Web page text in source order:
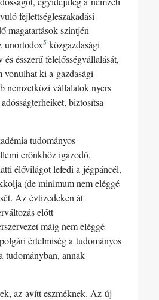
fejlettségleszakadási
magatartások szintjén
unortodox5 közgazdasági
ésszerű felelősségvállalását,
vonulhat ki a gazdasági
nemzetközi vállalatok nyers
biztosítsa
tudományos
erőnkhöz igazodó.
élővilágot lefedi a jégpáncél,
(de minimum nem eléggé
Az évtizedeken át
előtt
máig nem eléggé
értelmiség a tudományos
tudományban, annak
az avítt eszméknek. Az új